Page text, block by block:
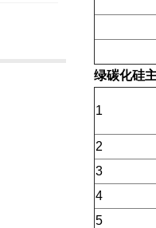
绿碳化硅
1
2
3
4
5